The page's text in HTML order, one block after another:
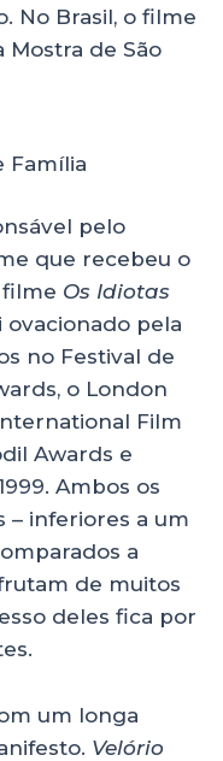
No Brasil, o filme
Mostra de São
Família
pelo
que recebeu o
filme Os Idiotas
ovacionado pela
no Festival de
o London
Film
Awards e
Ambos os
– inferiores a um
a
de muitos
deles fica por
um longa
Velório